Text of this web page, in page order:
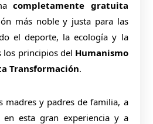
completamente gratuita
más noble y justa para las
el deporte, la ecología y la
los principios del Humanismo
Transformación.
madres y padres de familia, a
esta gran experiencia y a